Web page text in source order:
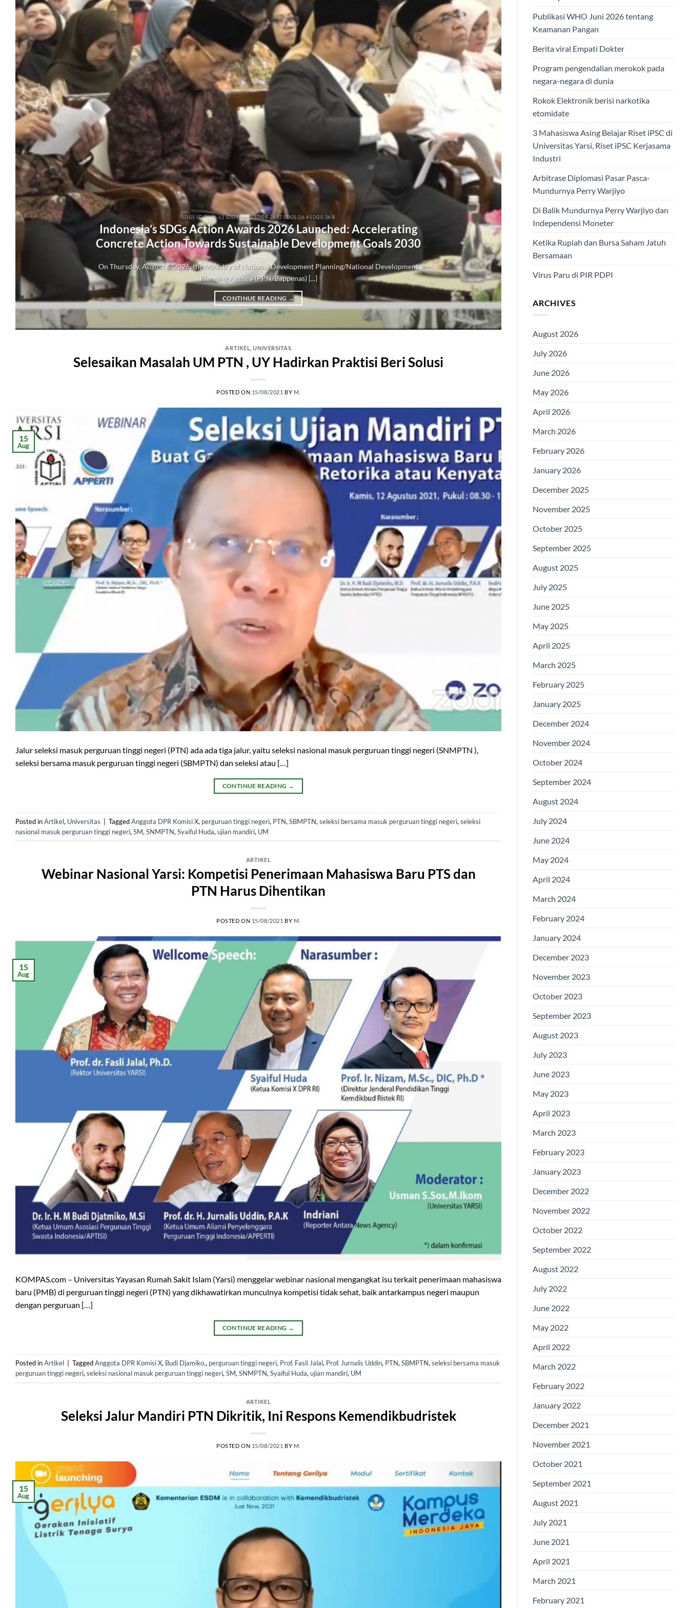
SDGS SDGS-26-12 SDGS-26-13 SDGS-26-17 SDGS-26-4 SDGS-26-8
Indonesia’s SDGs Action Awards 2026 Launched: Accelerating
Concrete Action Towards Sustainable Development Goals 2030
On Thursday, August 6, 2026, the Ministry of National Development Planning/National Development
Planning Agency (PPN/Bappenas) [...]
CONTINUE READING →
ARTIKEL ,UNIVERSITAS
Selesaikan Masalah UM PTN , UY Hadirkan Praktisi Beri Solusi
POSTED ON 15/08/2021 BY M.
15
Aug
Jalur seleksi masuk perguruan tinggi negeri (PTN) ada ada tiga jalur, yaitu seleksi nasional masuk perguruan tinggi negeri (SNMPTN ),
seleksi bersama masuk perguruan tinggi negeri (SBMPTN) dan seleksi atau […]
CONTINUE READING →
Posted inArtikel, Universitas TaggedAnggota DPR Komisi X, perguruan tinggi negeri, PTN, SBMPTN, seleksi bersama masuk perguruan tinggi negeri, seleksi
nasional masuk perguruan tinggi negeri, SM, SNMPTN, Syaiful Huda, ujian mandiri, UM
ARTIKEL
Webinar Nasional Yarsi: Kompetisi Penerimaan Mahasiswa Baru PTS dan
PTN Harus Dihentikan
POSTED ON 15/08/2021 BY M.
15
Aug
KOMPAS.com – Universitas Yayasan Rumah Sakit Islam (Yarsi) menggelar webinar nasional mengangkat isu terkait penerimaan mahasiswa
baru (PMB) di perguruan tinggi negeri (PTN) yang dikhawatirkan munculnya kompetisi tidak sehat, baik antarkampus negeri maupun
dengan perguruan […]
CONTINUE READING →
Posted inArtikel TaggedAnggota DPR Komisi X, Budi Djamiko., perguruan tinggi negeri, Prof. Fasli Jalal, Prof. Jurnalis Uddin, PTN,SBMPTN,seleksi bersama masuk
perguruan tinggi negeri,seleksi nasional masuk perguruan tinggi negeri,SM,SNMPTN,Syaiful Huda,ujian mandiri, UM
ARTIKEL
Seleksi Jalur Mandiri PTN Dikritik, Ini Respons Kemendikbudristek
POSTED ON 15/08/2021 BY M.
15
Aug
Publikasi WHO Juni 2026 tentang
Keamanan Pangan
Berita viral Empati Dokter
Program pengendalian merokok pada
negara-negara di dunia
Rokok Elektronik berisi narkotika
etomidate
3 Mahasiswa Asing Belajar Riset iPSC di
Universitas Yarsi, Riset iPSC Kerjasama
Industri
Arbitrase Diplomasi Pasar Pasca-
Mundurnya Perry Warjiyo
Di Balik Mundurnya Perry Warjiyo dan
Independensi Moneter
Ketika Rupiah dan Bursa Saham Jatuh
Bersamaan
Virus Paru di PIR PDPI
ARCHIVES
August 2026
July 2026
June 2026
May 2026
April 2026
March 2026
February 2026
January 2026
December 2025
November 2025
October 2025
September 2025
August 2025
July 2025
June 2025
May 2025
April 2025
March 2025
February 2025
January 2025
December 2024
November 2024
October 2024
September 2024
August 2024
July 2024
June 2024
May 2024
April 2024
March 2024
February 2024
January 2024
December 2023
November 2023
October 2023
September 2023
August 2023
July 2023
June 2023
May 2023
April 2023
March 2023
February 2023
January 2023
December 2022
November 2022
October 2022
September 2022
August 2022
July 2022
June 2022
May 2022
April 2022
March 2022
February 2022
January 2022
December 2021
November 2021
October 2021
September 2021
August 2021
July 2021
June 2021
April 2021
March 2021
February 2021